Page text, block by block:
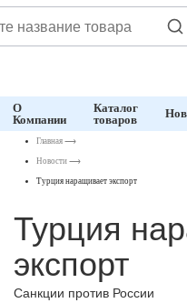
О
Компании
Каталог
товаров
Главная ⟶
Новости ⟶
Турция наращивает экспорт
Турция
экспорт
Санкции против России